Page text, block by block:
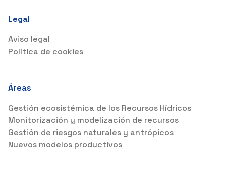
Legal
Aviso legal
Política de cookies
Áreas
Gestión ecosistémica de los Recursos Hídricos
Monitorización y modelización de recursos
Gestión de riesgos naturales y antrópicos
Nuevos modelos productivos